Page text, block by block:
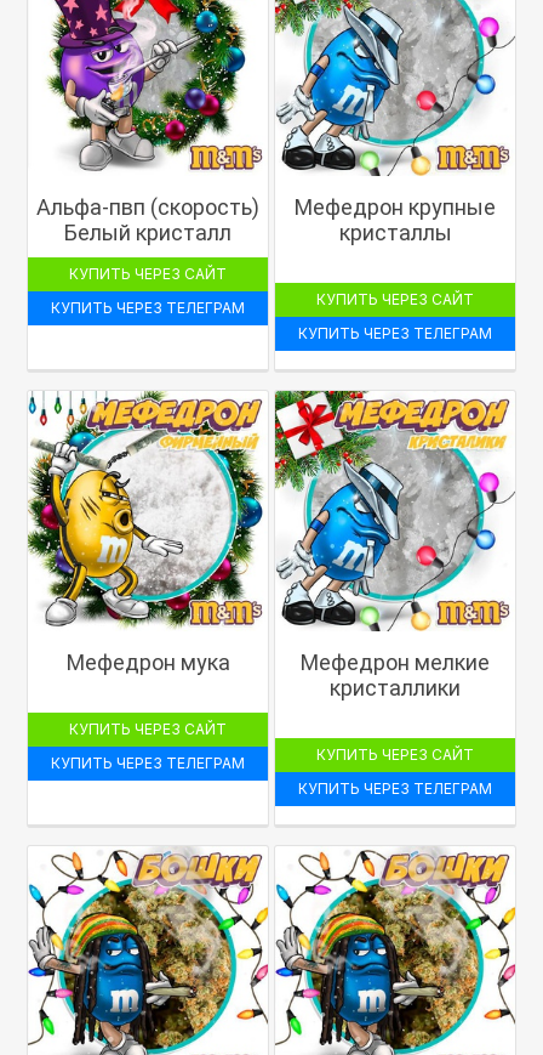
Альфа-пвп (скорость)
Белый кристалл
КУПИТЬ ЧЕРЕЗ САЙТ
КУПИТЬ ЧЕРЕЗ ТЕЛЕГРАМ
Мефедрон крупные
кристаллы
КУПИТЬ ЧЕРЕЗ САЙТ
КУПИТЬ ЧЕРЕЗ ТЕЛЕГРАМ
Мефедрон мука
КУПИТЬ ЧЕРЕЗ САЙТ
КУПИТЬ ЧЕРЕЗ ТЕЛЕГРАМ
Мефедрон мелкие
кристаллики
КУПИТЬ ЧЕРЕЗ САЙТ
КУПИТЬ ЧЕРЕЗ ТЕЛЕГРАМ